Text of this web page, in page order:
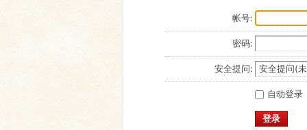
帐号:
密码:
安全提问:
自动登录
登录